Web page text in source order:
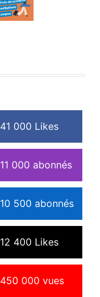
41 000 Likes
11 000 abonnés
10 500 abonnés
12 400 Likes
450 000 vues